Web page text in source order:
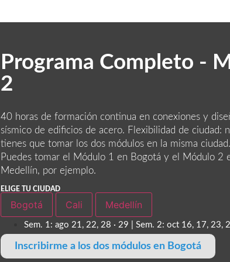
Programa Completo -
2
40 horas de formación continua en conexiones y
sísmico de edificios de acero. Flexibilidad de ciudad:
tienes que tomar los dos módulos en la misma ciudad.
Puedes tomar el Módulo 1 en Bogotá y el Módulo 2
Medellín, por ejemplo.
ELIGE TU CIUDAD
Bogotá Cali Medellín
Sem. 1: ago 21, 22, 28 · 29 | Sem. 2: oct 16, 17, 23,
Inscribirme a los dos módulos en Bogotá